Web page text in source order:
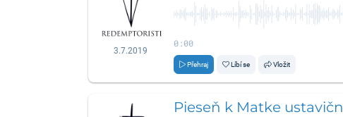
3.7.2019
0:00
Přehraj Líbí se Vložit
Pieseň k Matke